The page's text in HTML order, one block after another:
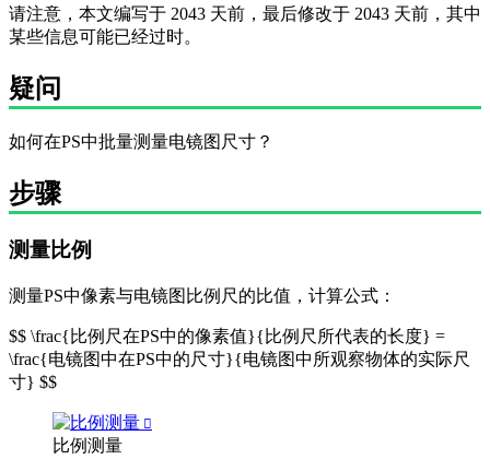
请注意，本文编写于 2043 天前，最后修改于 2043 天前，其中
某些信息可能已经过时。
疑问
如何在PS中批量测量电镜图尺寸？
步骤
测量比例
测量PS中像素与电镜图比例尺的比值，计算公式：
$$ \frac{比例尺在PS中的像素值}{比例尺所代表的长度} =
\frac{电镜图中在PS中的尺寸}{电镜图中所观察物体的实际尺
寸} $$
比例测量